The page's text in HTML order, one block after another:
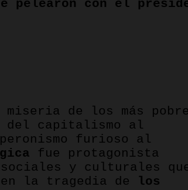
con el
de los más
del capitalismo al
furioso al
fue protagonista
y culturales
la tragedia de
los